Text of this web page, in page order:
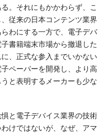
。それにもかかわらず、こ
従来の日本コンテンツ業界
わにする一方で、電子デバ
書籍端末市場から撤退した
、正式な参入までいかない
ペーパーを開発し、より高
と表明するメーカーも少な
と電子デバイス業界の技術
けではないが、なぜ、アマ